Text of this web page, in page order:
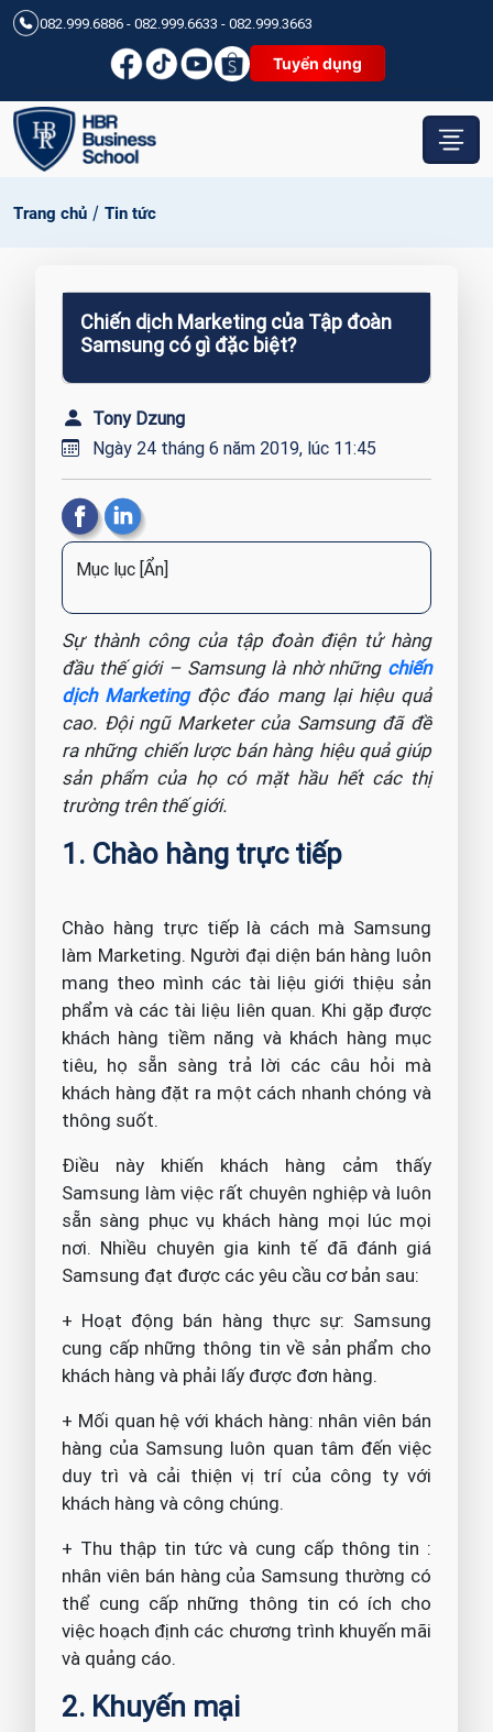
082.999.6886 - 082.999.6633 - 082.999.3663
Tuyển dụng
Trang chủ / Tin tức
Chiến dịch Marketing của Tập đoàn
Samsung có gì đặc biệt?
Tony Dzung
Ngày 24 tháng 6 năm 2019, lúc 11:45
Mục lục [Ẩn]
Sự thành công của tập đoàn điện tử hàng
đầu thế giới – Samsung là nhờ những chiến
dịch Marketingđộc đáo mang lại hiệu quả
cao. Đội ngũ Marketer của Samsung đã đề
ra những chiến lược bán hàng hiệu quả giúp
sản phẩm của họ có mặt hầu hết các thị
trường trên thế giới.
1. Chào hàng trực tiếp
Chào hàng trực tiếp là cách mà Samsung
làm Marketing. Người đại diện bán hàng luôn
mang theo mình các tài liệu giới thiệu sản
phẩm và các tài liệu liên quan. Khi gặp được
khách hàng tiềm năng và khách hàng mục
tiêu, họ sẵn sàng trả lời các câu hỏi mà
khách hàng đặt ra một cách nhanh chóng và
thông suốt.
Điều này khiến khách hàng cảm thấy
Samsung làm việc rất chuyên nghiệp và luôn
sẵn sàng phục vụ khách hàng mọi lúc mọi
nơi. Nhiều chuyên gia kinh tế đã đánh giá
Samsung đạt được các yêu cầu cơ bản sau:
+ Hoạt động bán hàng thực sự: Samsung
cung cấp những thông tin về sản phẩm cho
khách hàng và phải lấy được đơn hàng.
+ Mối quan hệ với khách hàng: nhân viên bán
hàng của Samsung luôn quan tâm đến việc
duy trì và cải thiện vị trí của công ty với
khách hàng và công chúng.
+ Thu thập tin tức và cung cấp thông tin :
nhân viên bán hàng của Samsung thường có
thể cung cấp những thông tin có ích cho
việc hoạch định các chương trình khuyến mãi
và quảng cáo.
2. Khuyến mại